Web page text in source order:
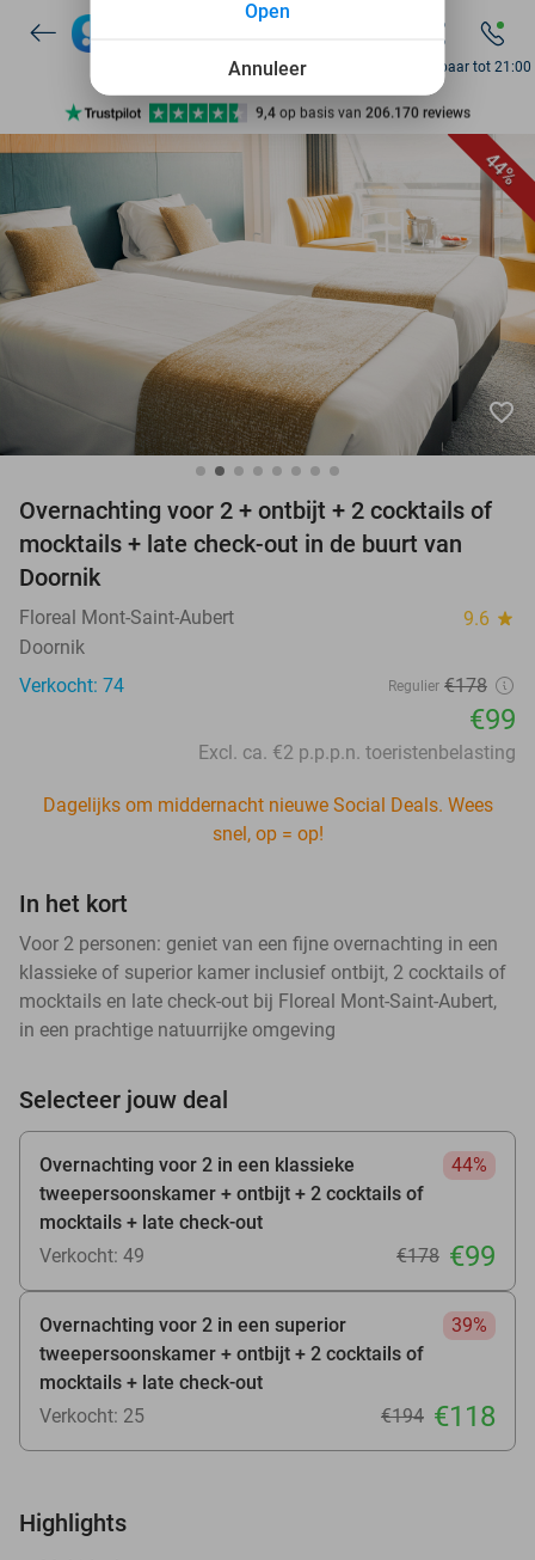
7 dagen per week beschikbaar
10+ miljoen leden
9,4 op basis van 206.170 reviews
7 dagen per week beschikbaar
10+ miljoen leden
Bereikbaar tot 21:00
44%
favorite_border
Overnachting voor 2 + ontbijt + 2 cocktails of
mocktails + late check-out in de buurt van
Doornik
Floreal Mont-Saint-Aubert 9.6 star
Doornik
Verkocht: 74
Regulier €178
€99
Excl. ca. €2 p.p.p.n. toeristenbelasting
Dagelijks om middernacht nieuwe Social Deals. Wees
snel, op = op!
In het kort
Voor 2 personen: geniet van een fijne overnachting in een
klassieke of superior kamer inclusief ontbijt, 2 cocktails of
mocktails en late check-out bij Floreal Mont-Saint-Aubert,
in een prachtige natuurrijke omgeving
Selecteer jouw deal
Overnachting voor 2 in een klassieke
tweepersoonskamer + ontbijt + 2 cocktails of
mocktails + late check-out
44%
Verkocht: 49 €178 €99
Overnachting voor 2 in een superior
tweepersoonskamer + ontbijt + 2 cocktails of
mocktails + late check-out
39%
Verkocht: 25 €194 €118
Highlights
Annuleer
Open